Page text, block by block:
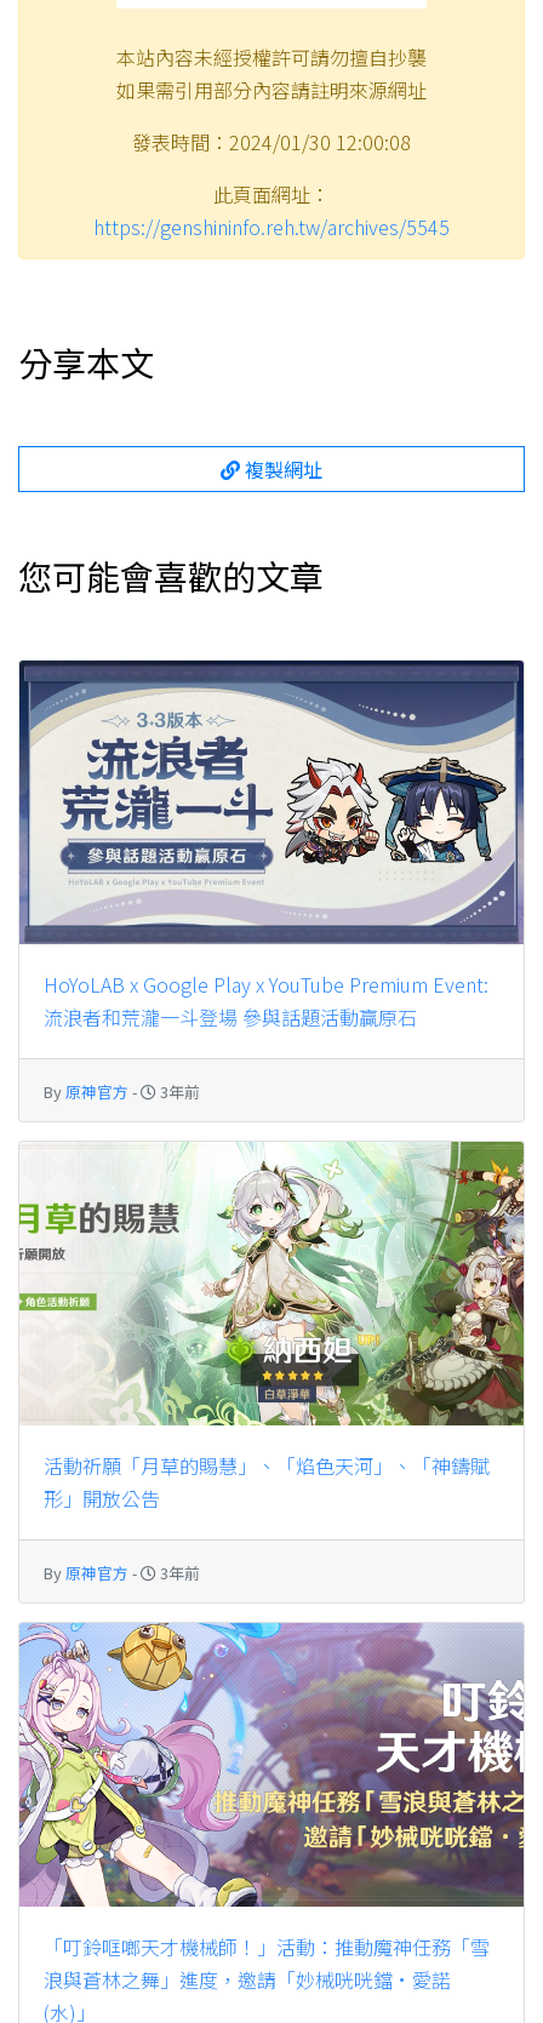
本站內容未經授權許可請勿擅自抄襲
如果需引用部分內容請註明來源網址
發表時間：2024/01/30 12:00:08
此頁面網址：
https://genshininfo.reh.tw/archives/5545
分享本文
複製網址
您可能會喜歡的文章
HoYoLAB x Google Play x YouTube Premium Event:
流浪者和荒瀧一斗登場 參與話題活動贏原石
By 原神官方 - 3年前
活動祈願「月草的賜慧」、「焰色天河」、「神鑄賦
形」開放公告
By 原神官方 - 3年前
「叮鈴哐啷天才機械師！」活動：推動魔神任務「雪
浪與蒼林之舞」進度，邀請「妙械咣咣鐺·愛諾
(水)」